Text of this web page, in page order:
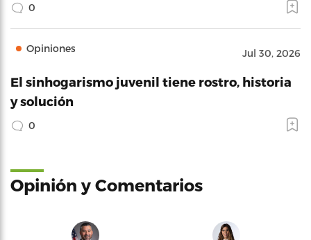
0
Opiniones Jul 30, 2026
El sinhogarismo juvenil tiene rostro, historia
y solución
0
Opinión y Comentarios